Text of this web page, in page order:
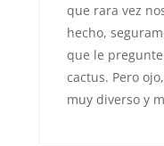
que rara vez
hecho,
que le
cactus. Pero
muy diverso y